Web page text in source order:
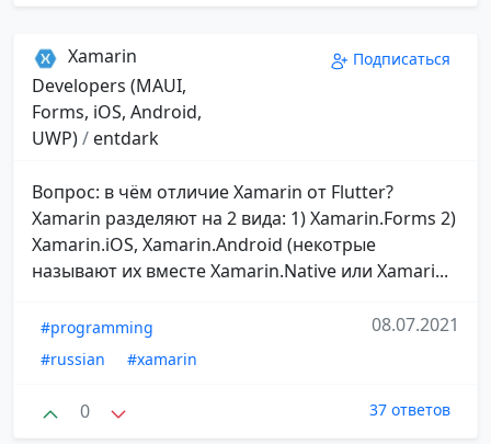
Xamarin
Developers (MAUI,
Forms, iOS, Android,
UWP)/ entdark
Подписаться
Вопрос: в чём отличие Xamarin от Flutter?
Xamarin разделяют на 2 вида: 1) Xamarin.Forms 2)
Xamarin.iOS, Xamarin.Android (некотрые
называют их вместе Xamarin.Native или Xamari...
#programming
#russian
#xamarin
08.07.2021
0 37 ответов